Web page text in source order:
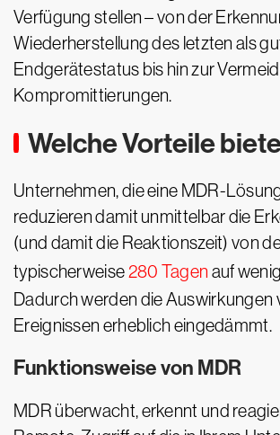
Verfügung stellen – von der
Wiederherstellung des letzten als
Endgerätestatus bis hin zur
Kompromittierungen.
Welche Vorteile
Unternehmen, die eine MDR-
reduzieren damit unmittelbar die
(und damit die Reaktionszeit) von
typischerweise 280 Tagen auf
Dadurch werden die Auswirkungen
Ereignissen erheblich eingedämmt.
Funktionsweise von MDR
MDR überwacht, erkennt und